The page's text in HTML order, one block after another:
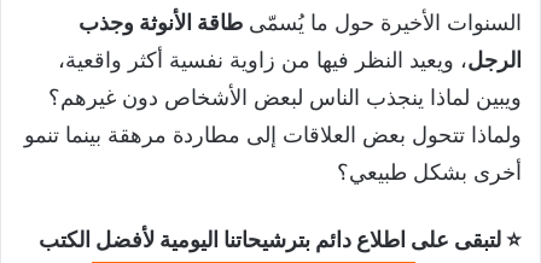
السنوات الأخيرة حول ما يُسمّى طاقة الأنوثة وجذب
الرجل، ويعيد النظر فيها من زاوية نفسية أكثر واقعية،
ويبين لماذا ينجذب الناس لبعض الأشخاص دون غيرهم؟
ولماذا تتحول بعض العلاقات إلى مطاردة مرهقة بينما تنمو
أخرى بشكل طبيعي؟
⭐ لتبقى على اطلاع دائم بترشيحاتنا اليومية لأفضل الكتب